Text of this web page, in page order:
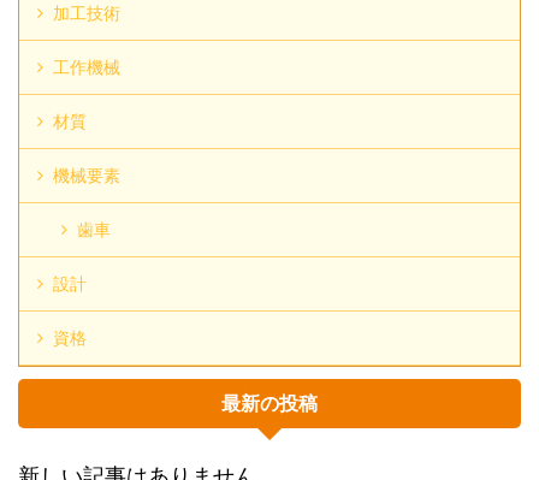
加工技術
工作機械
材質
機械要素
歯車
設計
資格
最新の投稿